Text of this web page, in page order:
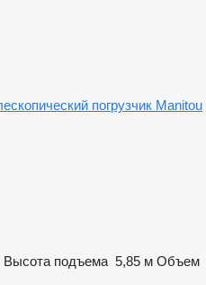
погрузчик Manitou
Высота подъема 5,85 м Объем